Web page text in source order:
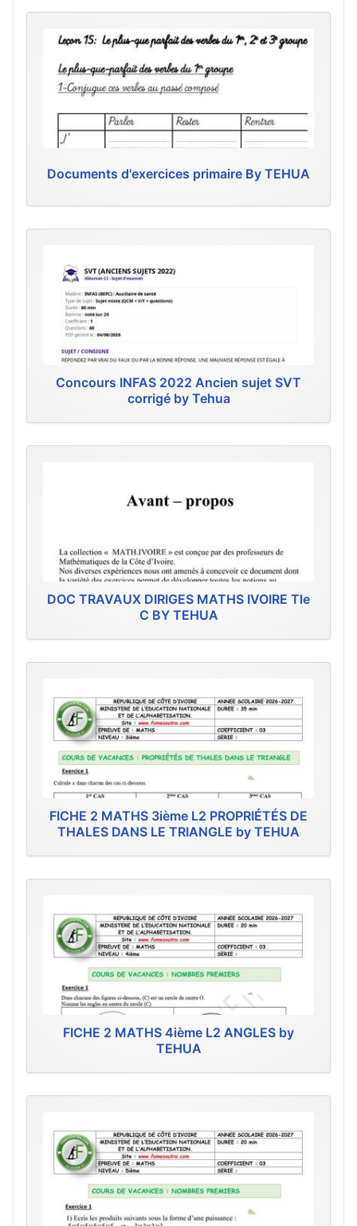
Documents d'exercices primaire By TEHUA
Concours INFAS 2022 Ancien sujet SVT
corrigé by Tehua
DOC TRAVAUX DIRIGES MATHS IVOIRE Tle
C BY TEHUA
FICHE 2 MATHS 3ième L2 PROPRIÉTÉS DE
THALES DANS LE TRIANGLE by TEHUA
FICHE 2 MATHS 4ième L2 ANGLES by
TEHUA